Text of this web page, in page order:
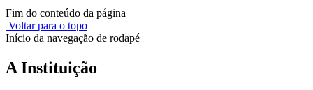
Fim do conteúdo da página
Voltar para o topo
Início da navegação de rodapé
A Instituição